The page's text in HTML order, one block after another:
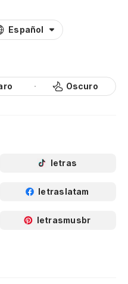
Español
Oscuro
letras
letraslatam
letrasmusbr